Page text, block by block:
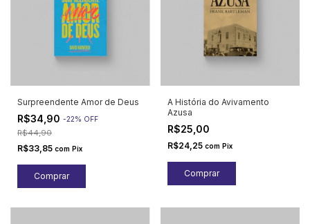
Surpreendente Amor de Deus
R$34,90 -22% OFF
R$44,90
R$33,85 com Pix
A História do Avivamento
Azusa
R$25,00
R$24,25 com Pix